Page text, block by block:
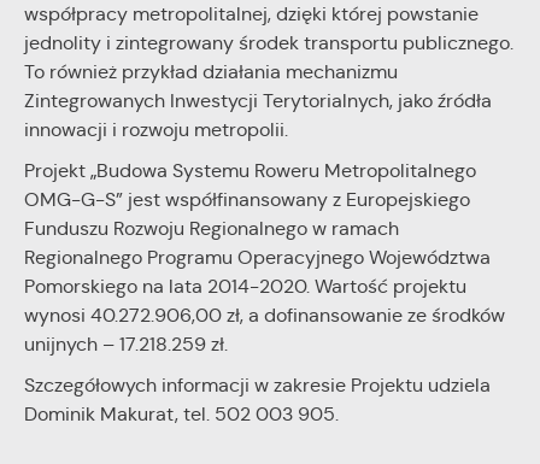
współpracy metropolitalnej, dzięki której powstanie
jednolity i zintegrowany środek transportu publicznego.
To również przykład działania mechanizmu
Zintegrowanych Inwestycji Terytorialnych, jako źródła
innowacji i rozwoju metropolii.
Projekt „Budowa Systemu Roweru Metropolitalnego
OMG-G-S” jest współfinansowany z Europejskiego
Funduszu Rozwoju Regionalnego w ramach
Regionalnego Programu Operacyjnego Województwa
Pomorskiego na lata 2014-2020. Wartość projektu
wynosi 40.272.906,00 zł, a dofinansowanie ze środków
unijnych – 17.218.259 zł.
Szczegółowych informacji w zakresie Projektu udziela
Dominik Makurat, tel. 502 003 905.